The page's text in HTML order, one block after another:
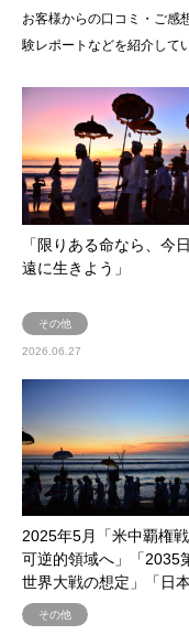
お客様からの口コミ・ご感
験レポートなどを紹介して
「限りある命なら、今
遠に生きよう」
その他
2026.06.27
2025年5月「米中覇権
可逆的領域へ」「2035
世界大戦の想定」「日
その他